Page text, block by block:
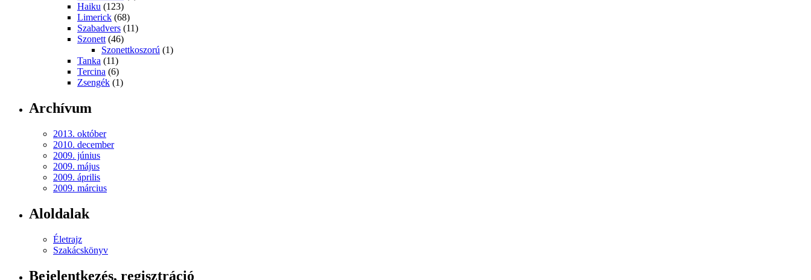
Haiku (123)
Limerick (68)
Szabadvers (11)
Szonett (46)
Szonettkoszorú (1)
Tanka (11)
Tercina (6)
Zsengék (1)
Archívum
2013. október
2010. december
2009. június
2009. május
2009. április
2009. március
Aloldalak
Életrajz
Szakácskönyv
Bejelentkezés, regisztráció